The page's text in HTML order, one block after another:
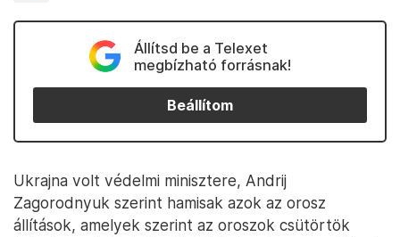
Állítsd be a Telexet
megbízható forrásnak!
Beállítom
Ukrajna volt védelmi minisztere, Andrij
Zagorodnyuk szerint hamisak azok az orosz
állítások, amelyek szerint az oroszok csütörtök